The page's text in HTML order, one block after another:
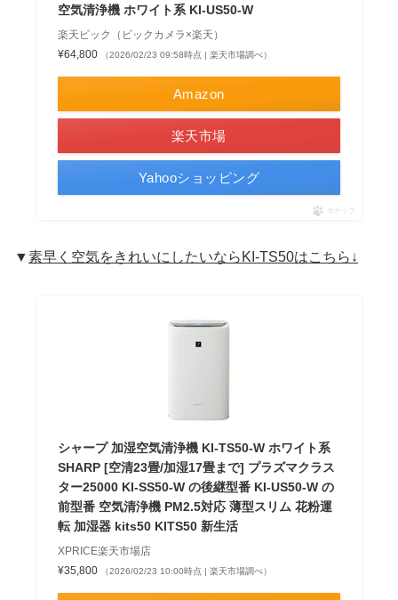
空気清浄機 ホワイト系 KI-US50-W
楽天ビック（ビックカメラ×楽天）
¥64,800
（2026/02/23 09:58時点 | 楽天市場調べ）
Amazon
楽天市場
Yahooショッピング
ポチップ
▼素早く空気をきれいにしたいならKI-TS50はこちら↓
シャープ 加湿空気清浄機 KI-TS50-W ホワイト系
SHARP [空清23畳/加湿17畳まで] プラズマクラス
ター25000 KI-SS50-W の後継型番 KI-US50-W の
前型番 空気清浄機 PM2.5対応 薄型スリム 花粉運
転 加湿器 kits50 KITS50 新生活
XPRICE楽天市場店
¥35,800
（2026/02/23 10:00時点 | 楽天市場調べ）